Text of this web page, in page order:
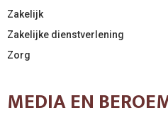
Zakelijk
Zakelijke dienstverlening
Zorg
MEDIA EN